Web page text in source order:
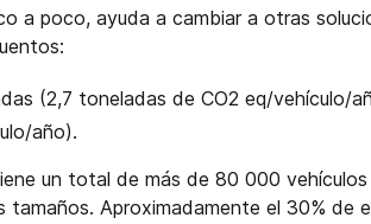
a poco, ayuda a cambiar a otras
(2,7 toneladas de CO2 eq/vehículo/
año).
un total de más de 80 000
Aproximadamente el 30%